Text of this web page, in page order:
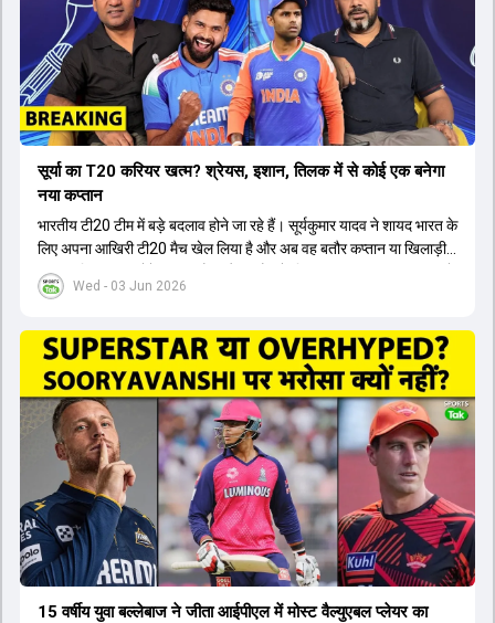
Wed - 03 Jun 2026
सूर्या का T20 करियर खत्म? श्रेयस, इशान, तिलक में से कोई एक बनेगा
नया कप्तान
भारतीय टी20 टीम में बड़े बदलाव होने जा रहे हैं। सूर्यकुमार यादव ने शायद भारत के
लिए अपना आखिरी टी20 मैच खेल लिया है और अब वह बतौर कप्तान या खिलाड़ी
टीम का हिस्सा नहीं होंगे। आयरलैंड और इंग्लैंड के खिलाफ आगामी टी20 सीरीज के
लिए नए कप्तान की तलाश जारी है। इस रेस में श्रेयस अय्यर सबसे आगे चल रहे
पटेल इस रेस में काफी पीछे हैं, जबकि संजू सैमसन और रजत पाटीदार कप्तानी की
दौड़ से बाहर हैं। आगामी सीरीज के लिए वैभव सूर्यवंशी को तीसरे ओपनर के तौर पर
टीम में शामिल किया जाएगा, जबकि अभिषेक शर्मा और संजू सैमसन पहली पसंद
होंगे। इसके अलावा नीतीश रेड्डी को बतौर ऑलराउंडर ज्यादा मौके मिलेंगे। अजीत
अगरकर की अगुवाई वाली चयन समिति और कोच गौतम गंभीर आगामी टी20 वर्ल्ड
कप और 2028 ओलंपिक के लिए लंबी अवधि का विजन लेकर चल रहे हैं।
15 वर्षीय युवा बल्लेबाज ने जीता आईपीएल में मोस्ट वैल्युएबल प्लेयर का